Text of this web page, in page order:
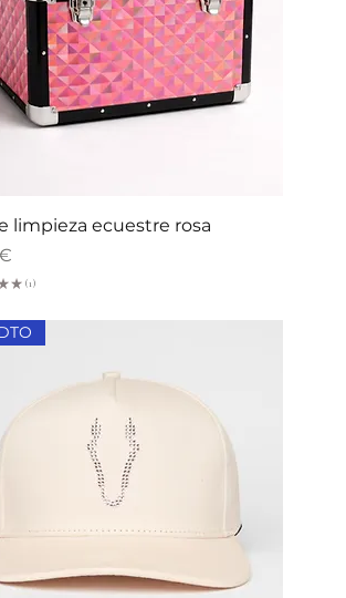
Vista rápida
limpieza ecuestre rosa
★ 1
1